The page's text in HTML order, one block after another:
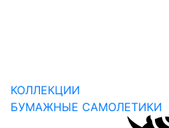
КОЛЛЕКЦИИ
БУМАЖНЫЕ САМОЛЕТИКИ